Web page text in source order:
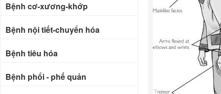
Bệnh cơ-xương-khớp
Bệnh nội tiết-chuyển hóa
Bệnh tiêu hóa
Bệnh phổi - phế quản